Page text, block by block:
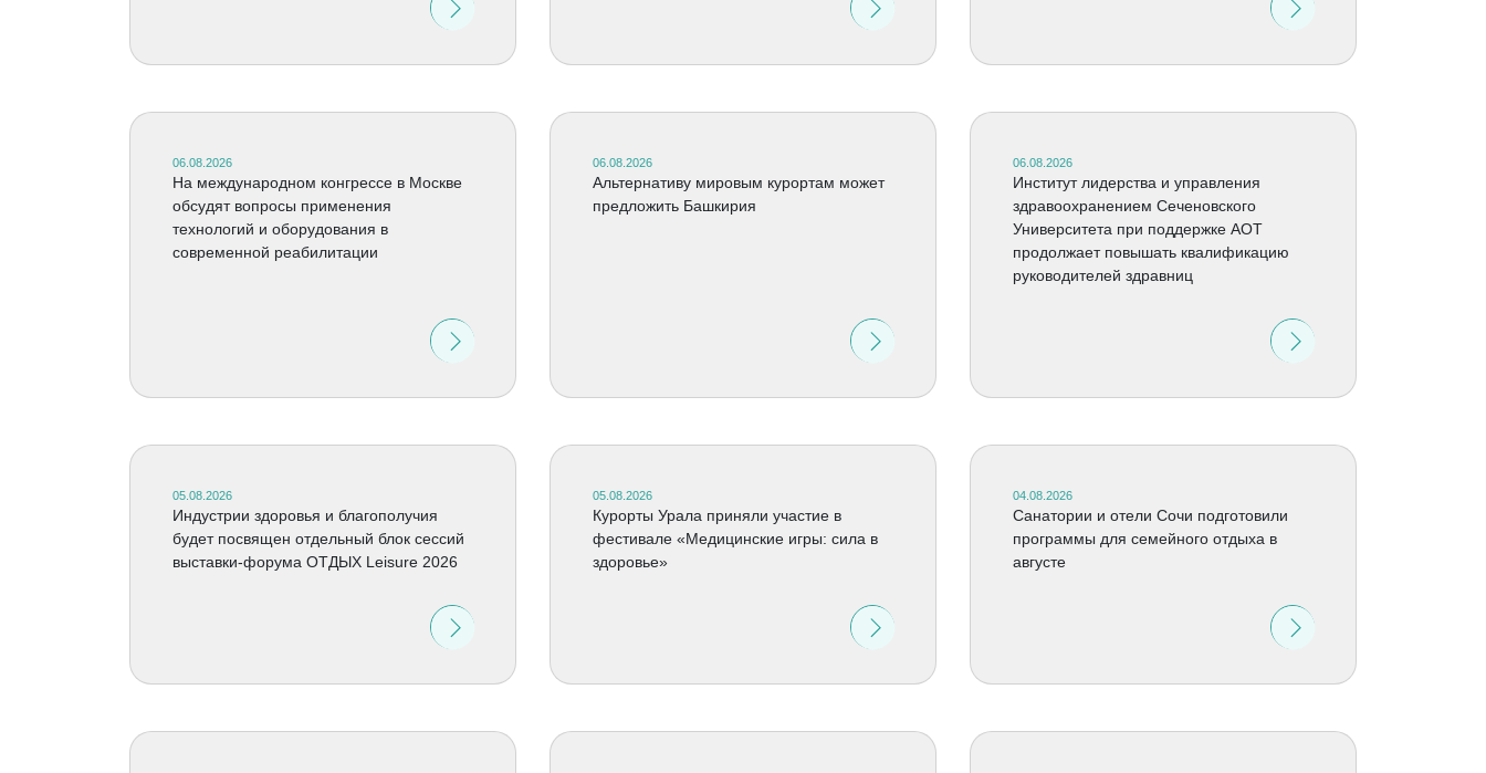
06.08.2026
На международном конгрессе в Москве
обсудят вопросы применения
технологий и оборудования в
современной реабилитации
06.08.2026
Альтернативу мировым курортам может
предложить Башкирия
06.08.2026
Институт лидерства и управления
здравоохранением Сеченовского
Университета при поддержке АОТ
продолжает повышать квалификацию
руководителей здравниц
05.08.2026
Индустрии здоровья и благополучия
будет посвящен отдельный блок сессий
выставки-форума ОТДЫХ Leisure 2026
05.08.2026
Курорты Урала приняли участие в
фестивале «Медицинские игры: сила в
здоровье»
04.08.2026
Санатории и отели Сочи подготовили
программы для семейного отдыха в
августе